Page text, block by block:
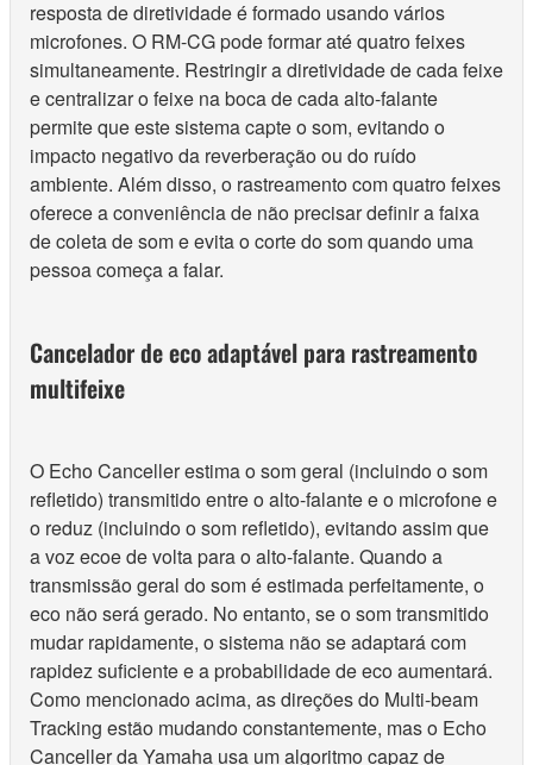
resposta de diretividade é formado usando vários
microfones. O RM-CG pode formar até quatro feixes
simultaneamente. Restringir a diretividade de cada feixe
e centralizar o feixe na boca de cada alto-falante
permite que este sistema capte o som, evitando o
impacto negativo da reverberação ou do ruído
ambiente. Além disso, o rastreamento com quatro feixes
oferece a conveniência de não precisar definir a faixa
de coleta de som e evita o corte do som quando uma
pessoa começa a falar.
Cancelador de eco adaptável para rastreamento
multifeixe
O Echo Canceller estima o som geral (incluindo o som
refletido) transmitido entre o alto-falante e o microfone e
o reduz (incluindo o som refletido), evitando assim que
a voz ecoe de volta para o alto-falante. Quando a
transmissão geral do som é estimada perfeitamente, o
eco não será gerado. No entanto, se o som transmitido
mudar rapidamente, o sistema não se adaptará com
rapidez suficiente e a probabilidade de eco aumentará.
Como mencionado acima, as direções do Multi-beam
Tracking estão mudando constantemente, mas o Echo
Canceller da Yamaha usa um algoritmo capaz de